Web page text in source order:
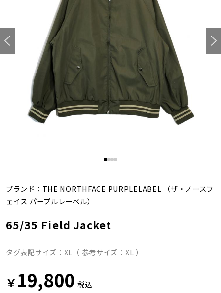
ブランド： THE NORTHFACE PURPLELABEL （ザ・ノースフ
ェイス パープルレーベル）
65/35 Field Jacket
タグ表記サイズ：XL（ 参考サイズ：XL ）
￥ 19,800 税込